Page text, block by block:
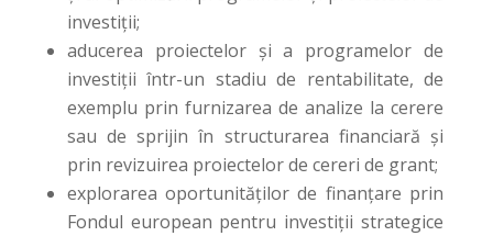
investiții;
aducerea proiectelor și a programelor de
investiții într-un stadiu de rentabilitate, de
exemplu prin furnizarea de analize la cerere
sau de sprijin în structurarea financiară și
prin revizuirea proiectelor de cereri de grant;
explorarea oportunităților de finanțare prin
Fondul european pentru investiții strategice